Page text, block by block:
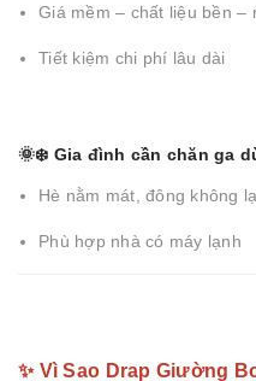
Giá mềm – chất liệu bền –
Tiết kiệm chi phí lâu dài
🌞❄️ Gia đình cần chăn ga
Hè nằm mát, đông không
Phù hợp nhà có máy lạnh
✨ Vì Sao Drap Giường